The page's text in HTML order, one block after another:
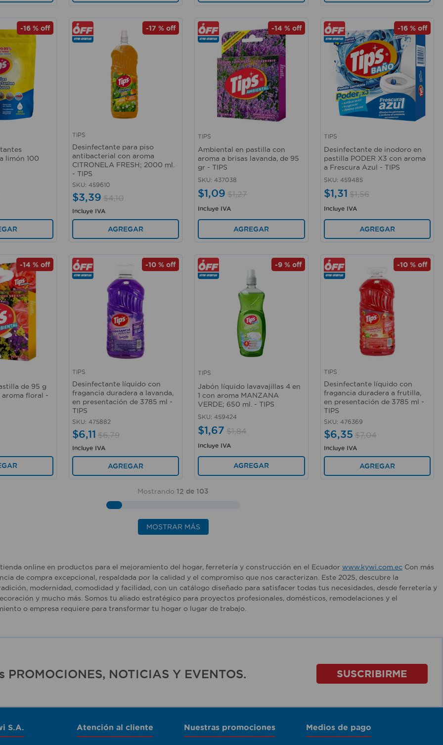
-16 %off
limón 100
-17 % off
TIPS
Desinfectante para piso
antibacterial con aroma
CITRONELA FRESH; 2000 ml.
- TIPS
SKU: 459610
$3,39 $4,10
Incluye IVA
AGREGAR
-14 %off
Vista rápida
TIPS
Ambiental en pastilla con
aroma a brisas lavanda, de 95
gr - TIPS
SKU: 437038
$1,09 $1,27
Incluye IVA
AGREGAR
-16 % off
Vista rápida
TIPS
Desinfectante de inodoro en
pastilla PODER X3 con aroma
a Frescura Azul - TIPS
SKU: 459485
$1,31 $1,56
Incluye IVA
AGREGAR
-14 %off
de 95 g
floral -
-10 % off
TIPS
Desinfectante líquido con
fragancia duradera a lavanda,
en presentación de 3785 ml -
TIPS
SKU: 475882
$6,11 $6,79
Incluye IVA
AGREGAR
-9 %off
TIPS
Jabón líquido lavavajillas 4 en
1 con aroma MANZANA
VERDE; 650 ml. - TIPS
SKU: 459424
$1,67 $1,84
Incluye IVA
AGREGAR
-10 % off
TIPS
Desinfectante líquido con
fragancia duradera a frutilla,
en presentación de 3785 ml -
TIPS
SKU: 476369
$6,35 $7,04
Incluye IVA
AGREGAR
Mostrando 12 de 103
MOSTRAR MÁS
online en productos para el mejoramiento del hogar, ferretería y construcción en el Ecuador www.kywi.com.ec Con más
de compra excepcional, respaldada por la calidad y el compromiso que nos caracterizan. Este 2025, descubre la
modernidad, comodidad y facilidad, con un catálogo diseñado para satisfacer todas tus necesidades, desde ferretería y
y mucho más. Somos tu aliado estratégico para proyectos profesionales, domésticos, remodelaciones y el
o empresa requiere para transformar tu hogar o lugar de trabajo.
NOTICIAS Y EVENTOS. SUSCRIBIRME
S.A. Atención al cliente Nuestras promociones Medios de pago